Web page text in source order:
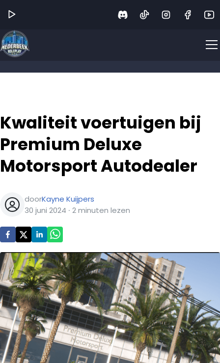
Kwaliteit voertuigen bij
Premium Deluxe
Motorsport Autodealer
doorKayne Kuijpers
30 juni 2024 ∙ 2minuten lezen